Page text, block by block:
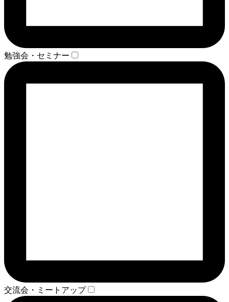
勉強会・セミナー
交流会・ミートアップ